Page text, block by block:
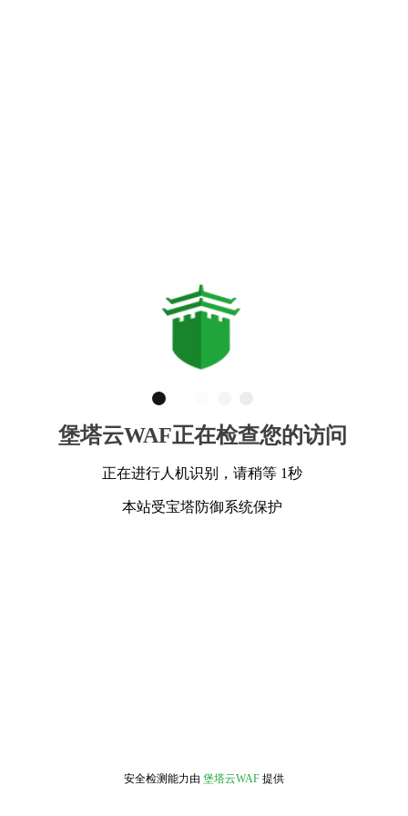
堡塔云WAF正在检查您的访问
正在进行人机识别，请稍等 1秒
本站受宝塔防御系统保护
安全检测能力由 堡塔云WAF 提供